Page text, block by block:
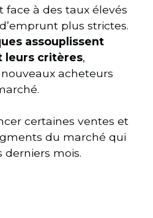
à des taux élevés
plus strictes.
assouplissent
leurs critères,
acheteurs
certaines ventes et
du marché qui
derniers mois.